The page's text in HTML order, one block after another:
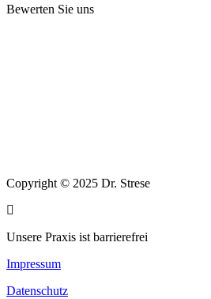
Bewerten Sie uns
Copyright © 2025 Dr. Strese
Unsere Praxis ist barrierefrei
Impressum
Datenschutz